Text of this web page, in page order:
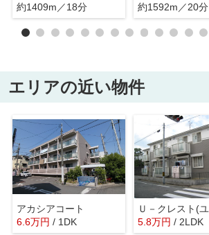
約1409m／18分
約1592m／20分
エリアの近い物件
アカシアコート
6.6万円 / 1DK
5.8万円 / 2LDK